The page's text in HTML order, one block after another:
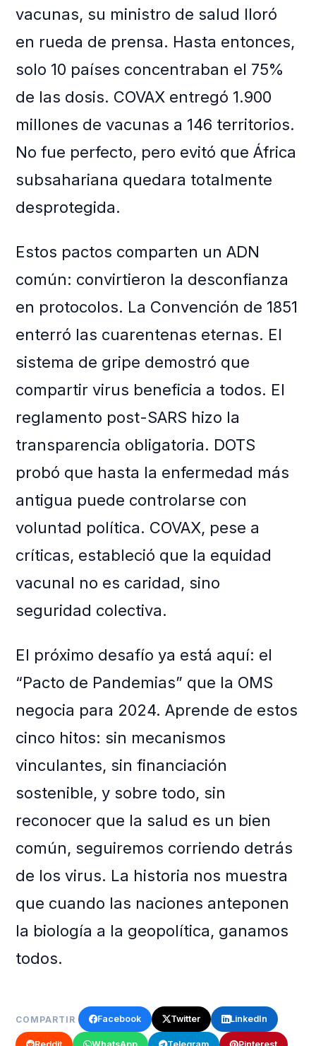
vacunas, su ministro de salud lloró
en rueda de prensa. Hasta entonces,
solo 10 países concentraban el 75%
de las dosis. COVAX entregó 1.900
millones de vacunas a 146 territorios.
No fue perfecto, pero evitó que África
subsahariana quedara totalmente
desprotegida.
Estos pactos comparten un ADN
común: convirtieron la desconfianza
en protocolos. La Convención de 1851
enterró las cuarentenas eternas. El
sistema de gripe demostró que
compartir virus beneficia a todos. El
reglamento post-SARS hizo la
transparencia obligatoria. DOTS
probó que hasta la enfermedad más
antigua puede controlarse con
voluntad política. COVAX, pese a
críticas, estableció que la equidad
vacunal no es caridad, sino
seguridad colectiva.
El próximo desafío ya está aquí: el
“Pacto de Pandemias” que la OMS
negocia para 2024. Aprende de estos
cinco hitos: sin mecanismos
vinculantes, sin financiación
sostenible, y sobre todo, sin
reconocer que la salud es un bien
común, seguiremos corriendo detrás
de los virus. La historia nos muestra
que cuando las naciones anteponen
la biología a la geopolítica, ganamos
todos.
COMPARTIR Facebook Twitter LinkedIn